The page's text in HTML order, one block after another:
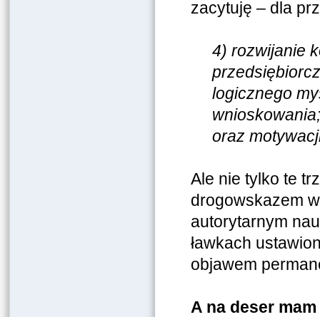
zacytuję – dla
4) rozwijanie
logicznego
oraz
Ale nie tylko te
drogowskazem
autorytarnym
ławkach
objawem
A na deser